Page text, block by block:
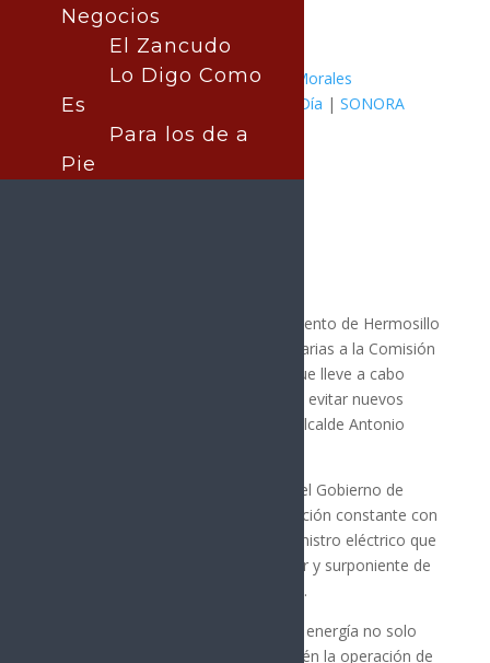
Publicado por:Juan Antonio Pérez Morales
MÉXICO
Noticia del Día | SONORA
1 julio, 2026
HERMOSILLO, Sonora.- El Ayuntamiento de Hermosillo
brindará todas las facilidades necesarias a la Comisión
Federal de Electricidad (CFE) para que lleve a cabo
inversiones y trabajos que ayuden a evitar nuevos
apagones en la ciudad, aseguró el alcalde Antonio
El presidente municipal explicó que el Gobierno de
Hermosillo ha mantenido comunicación constante con
la CFE luego de las fallas en el suministro eléctrico que
afectaron a diversas colonias del sur y surponiente de
la ciudad durante la semana pasada.
Astiazarán señaló que los cortes de energía no solo
perjudican a las familias, sino también la operación de
Negocios
El Zancudo
Lo Digo Como
Es
Para los de a
Pie